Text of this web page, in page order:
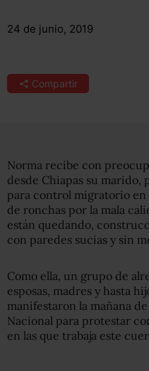
24 de junio, 2019
Compartir
Norma recibe con
desde Chiapas su
para control migratorio
de ronchas por la mala
están quedando,
con paredes sucias y sin
Como ella, un grupo de
esposas, madres y hasta
manifestaron la mañana
Nacional para protestar
en las que trabaja este